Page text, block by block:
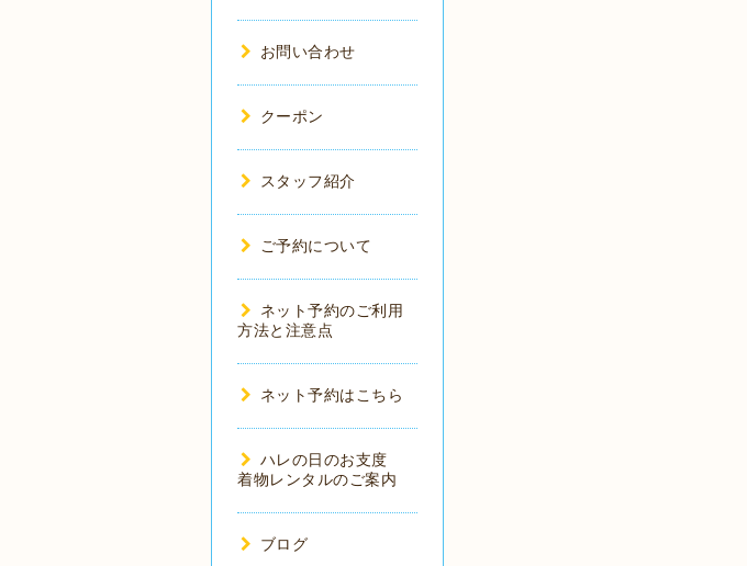
お問い合わせ
クーポン
スタッフ紹介
ご予約について
ネット予約のご利用
方法と注意点
ネット予約はこちら
ハレの日のお支度
着物レンタルのご案内
ブログ